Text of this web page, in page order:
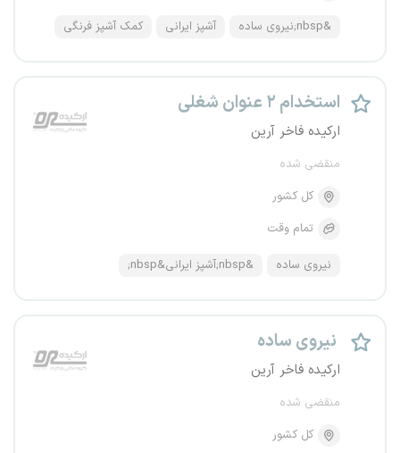
&nbsp;نیروی ساده آشپز ایرانی کمک آشپز فرنگی
استخدام ۲ عنوان شغلی
ارکیده فاخر آرین
منقضی شده
کل کشور
تمام وقت
نیروی ساده &nbsp;آشپز ایرانی&nbsp;
نیروی ساده
ارکیده فاخر آرین
منقضی شده
کل کشور